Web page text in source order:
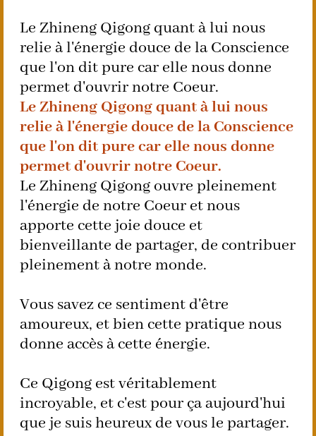
Le Zhineng Qigong quant à lui nous
relie à l'énergie douce de la Conscience
que l'on dit pure car elle nous donne
permet d'ouvrir notre Coeur.
Le Zhineng Qigong quant à lui nous
relie à l'énergie douce de la Conscience
que l'on dit pure car elle nous donne
permet d'ouvrir notre Coeur.
Le Zhineng Qigong ouvre pleinement
l'énergie de notre Coeur et nous
apporte cette joie douce et
bienveillante de partager, de contribuer
pleinement à notre monde.
Vous savez ce sentiment d'être
amoureux, et bien cette pratique nous
donne accès à cette énergie.
Ce Qigong est véritablement
incroyable, et c'est pour ça aujourd'hui
que je suis heureux de vous le partager.